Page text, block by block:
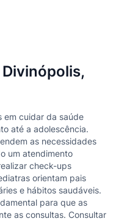
em cuidar da saúde
até a adolescência.
as necessidades
um atendimento
check-ups
orientam pais
e hábitos saudáveis.
para que as
as consultas. Consultar